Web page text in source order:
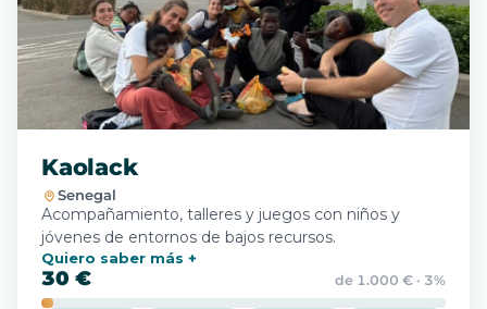
Kaolack
Senegal
Acompañamiento, talleres y juegos con niños y
jóvenes de entornos de bajos recursos.
Quiero saber más
30 € de 1.000 € · 3%